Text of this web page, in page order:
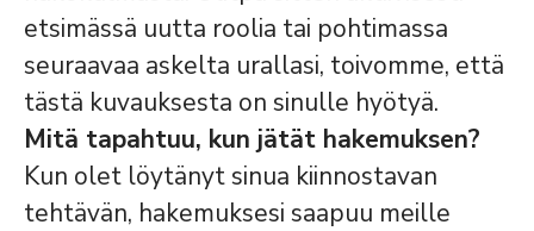
etsimässä uutta roolia tai pohtimassa
seuraavaa askelta urallasi, toivomme, että
tästä kuvauksesta on sinulle hyötyä.
Mitä tapahtuu, kun jätät hakemuksen?
Kun olet löytänyt sinua kiinnostavan
tehtävän, hakemuksesi saapuu meille